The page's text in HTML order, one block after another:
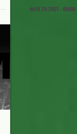
ΦΕΒ 25 2021 - 00:00